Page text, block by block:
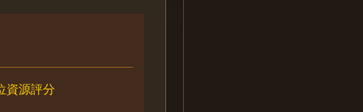
資源評分